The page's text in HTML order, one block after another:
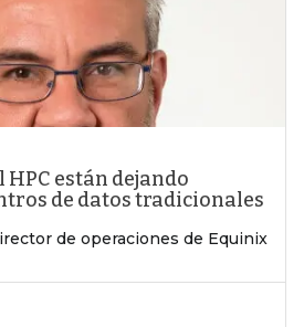
HPC están dejando
de datos tradicionales
de operaciones de Equinix